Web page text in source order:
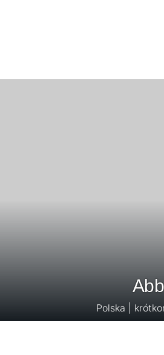
Polska |